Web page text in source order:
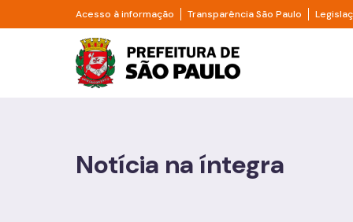
Pular para o Conteúdo principal
Acesso à informação Divisor de acesso à informação
Transparência São Paulo Divisor
Prefeitura de São
Casa e Moradia
Notícia na íntegra